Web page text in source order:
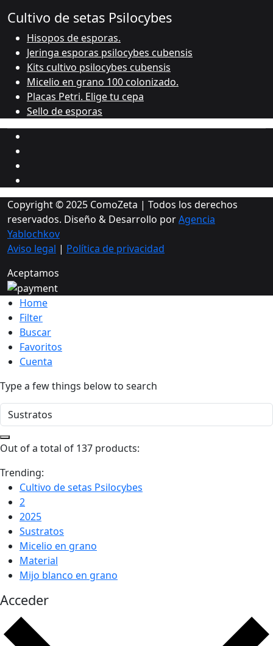
Cultivo de setas Psilocybes
Hisopos de esporas.
Jeringa esporas psilocybes cubensis
Kits cultivo psilocybes cubensis
Micelio en grano 100 colonizado.
Placas Petri. Elige tu cepa
Sello de esporas
Copyright © 2025 ComoZeta | Todos los derechos
reservados. Diseño & Desarrollo porAgencia
Yablochkov
Aviso legal | Política de privacidad
Aceptamos
Home
Filter
Buscar
Favoritos
Cuenta
Type a few things below to search
Out of a total of 137 products:
Trending:
Cultivo de setas Psilocybes
2
2025
Sustratos
Micelio en grano
Material
Mijo blanco en grano
Acceder